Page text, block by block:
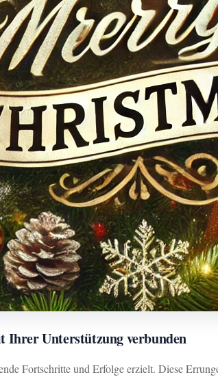
Unterstützung verbunden
Fortschritte und Erfolge erzielt. Diese